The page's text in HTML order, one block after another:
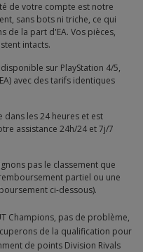
de votre compte est notre
sans bots ni triche, ce qui
de la part d'EA. Vos pièces,
intacts.
disponible sur PlayStation 4/5,
avec des tarifs identiques
dans les 24 heures et est
assistance 24h/24 et 7j/7
pas le classement que
partiel ou une
ci-dessous).
Champions, pas de problème,
de la qualification pour
de points Division Rivals